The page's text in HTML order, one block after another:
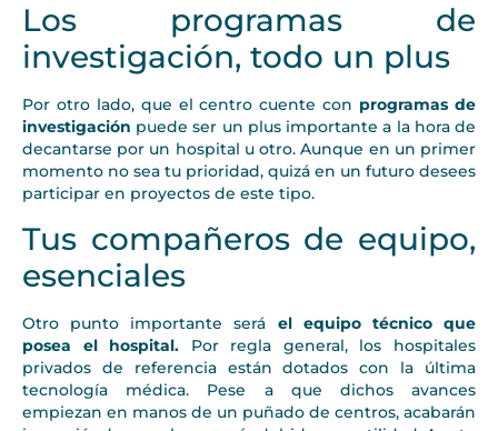
Los programas de
investigación, todo un plus
Por otro lado, que el centro cuente con programas de
investigación puede ser un plus importante a la hora de
decantarse por un hospital u otro. Aunque en un primer
momento no sea tu prioridad, quizá en un futuro desees
participar en proyectos de este tipo.
Tus compañeros de equipo,
esenciales
Otro punto importante será el equipo técnico que
posea el hospital. Por regla general, los hospitales
privados de referencia están dotados con la última
tecnología médica. Pese a que dichos avances
empiezan en manos de un puñado de centros, acabarán